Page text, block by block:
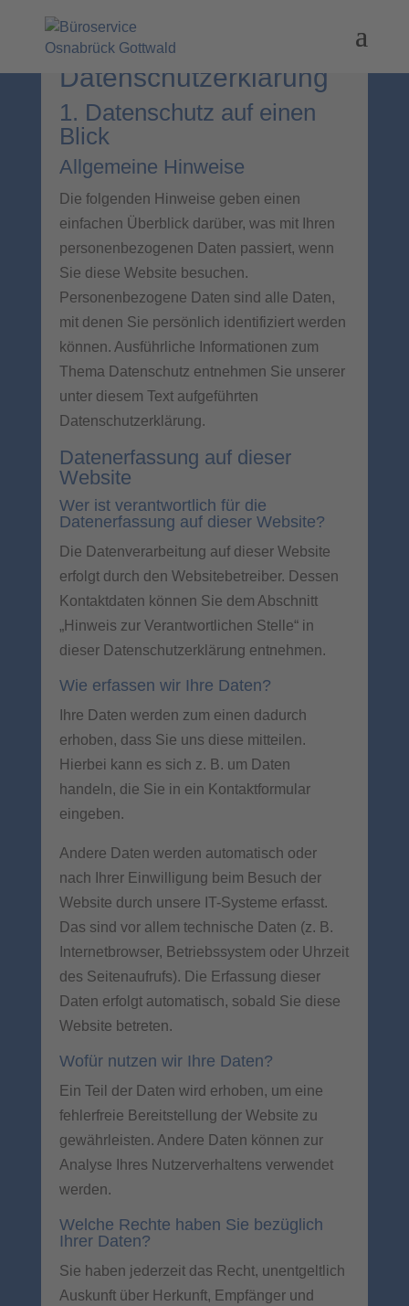
Datenschutz­erklärung
1. Datenschutz auf einen
Blick
Allgemeine Hinweise
Die folgenden Hinweise geben einen
einfachen Überblick darüber, was mit Ihren
personenbezogenen Daten passiert, wenn
Sie diese Website besuchen.
Personenbezogene Daten sind alle Daten,
mit denen Sie persönlich identifiziert werden
können. Ausführliche Informationen zum
Thema Datenschutz entnehmen Sie unserer
unter diesem Text aufgeführten
Datenschutzerklärung.
Datenerfassung auf dieser
Website
Wer ist verantwortlich für die
Datenerfassung auf dieser Website?
Die Datenverarbeitung auf dieser Website
erfolgt durch den Websitebetreiber. Dessen
Kontaktdaten können Sie dem Abschnitt
„Hinweis zur Verantwortlichen Stelle“ in
dieser Datenschutzerklärung entnehmen.
Wie erfassen wir Ihre Daten?
Ihre Daten werden zum einen dadurch
erhoben, dass Sie uns diese mitteilen.
Hierbei kann es sich z. B. um Daten
handeln, die Sie in ein Kontaktformular
eingeben.
Andere Daten werden automatisch oder
nach Ihrer Einwilligung beim Besuch der
Website durch unsere IT-Systeme erfasst.
Das sind vor allem technische Daten (z. B.
Internetbrowser, Betriebssystem oder Uhrzeit
des Seitenaufrufs). Die Erfassung dieser
Daten erfolgt automatisch, sobald Sie diese
Website betreten.
Wofür nutzen wir Ihre Daten?
Ein Teil der Daten wird erhoben, um eine
fehlerfreie Bereitstellung der Website zu
gewährleisten. Andere Daten können zur
Analyse Ihres Nutzerverhaltens verwendet
werden.
Welche Rechte haben Sie bezüglich
Ihrer Daten?
Sie haben jederzeit das Recht, unentgeltlich
Auskunft über Herkunft, Empfänger und